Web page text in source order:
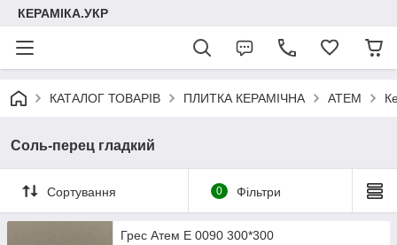
КЕРАМІКА.УКР
КАТАЛОГ ТОВАРІВ ПЛИТКА КЕРАМІЧНА АТЕМ
Cоль-перец гладкий
Сортування 0 Фільтри
Грес Атем E 0090 300*300